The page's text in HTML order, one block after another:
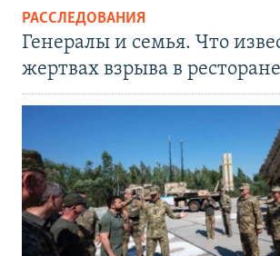
РАССЛЕДОВАНИЯ
Генералы и семья. Что
жертвах взрыва в